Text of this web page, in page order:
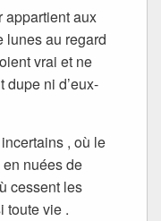
appartient aux
lunes au regard
vrai et ne
dupe ni d’eux-
, où le
nuées de
cessent les
toute vie .